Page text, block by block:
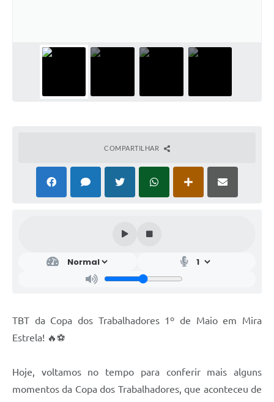
COMPARTILHAR
TBT da Copa dos Trabalhadores 1º de Maio em Mira
Estrela! 🔥⚽️
Hoje, voltamos no tempo para conferir mais alguns
momentos da Copa dos Trabalhadores, que aconteceu de